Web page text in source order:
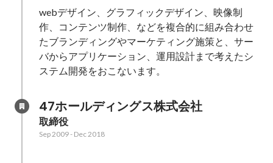
webデザイン、グラフィックデザイン、映像制
作、コンテンツ制作、などを複合的に組み合わせ
たブランディングやマーケティング施策と、サー
バからアプリケーション、運用設計まで考えたシ
ステム開発をおこないます。
47ホールディングス株式会社
取締役
Sep 2009- Dec 2018